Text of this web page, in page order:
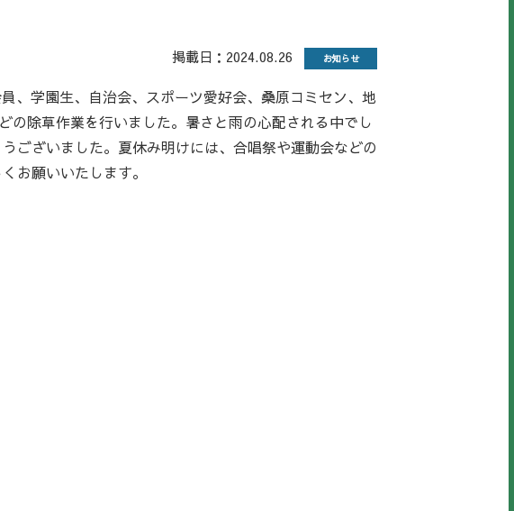
掲載日：2024.08.26 お知らせ
、学園生、自治会、スポーツ愛好会、桑原コミセン、地
除草作業を行いました。暑さと雨の心配される中でし
ございました。夏休み明けには、合唱祭や運動会などの
お願いいたします。